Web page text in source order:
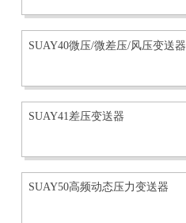
SUAY40微压/微差压/风压变送器
SUAY41差压变送器
SUAY50高频动态压力变送器